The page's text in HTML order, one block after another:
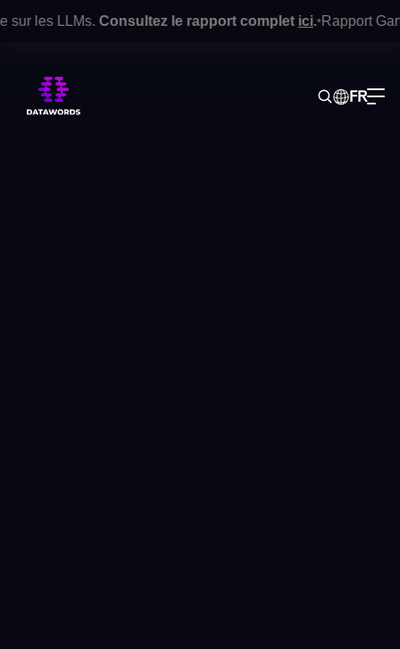
les LLMs.Consultez le rapport completici. •Rapport
FR